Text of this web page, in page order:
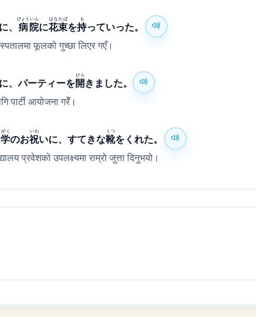
、 病
びょう
院
いん
に花
はな
束
たば
を持
も
っていった。
फूलको गुच्छा लिएर गएँ।
、パーティーを開
ひら
きました。
पार्टी आयोजना गरेँ।
学
がく
のお祝
いわ
いに、すてきな靴
くつ
をくれた。
प्रवेशको उपलक्ष्यमा राम्रो जुत्ता दिनुभयो।